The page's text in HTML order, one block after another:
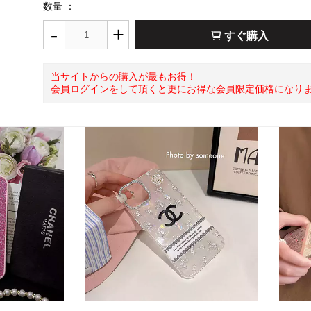
数量 ：
- + すぐ購入
当サイトからの購入が最もお得！
会員ログインをして頂くと更にお得な会員限定価格になり